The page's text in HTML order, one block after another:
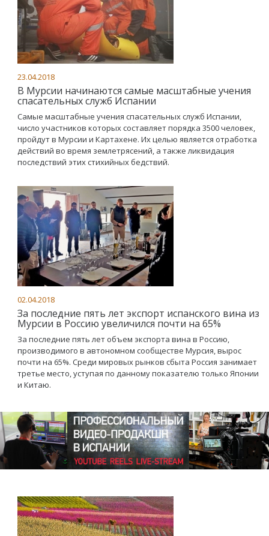
23.04.2018
В Мурсии начинаются самые масштабные учения
спасательных служб Испании
Самые масштабные учения спасательных служб Испании,
число участников которых составляет порядка 3500 человек,
пройдут в Мурсии и Картахене. Их целью является отработка
действий во время землетрясений, а также ликвидация
последствий этих стихийных бедствий.
02.04.2018
За последние пять лет экспорт испанского вина из
Мурсии в Россию увеличился почти на 65%
За последние пять лет объем экспорта вина в Россию,
производимого в автономном сообществе Мурсия, вырос
почти на 65%. Среди мировых рынков сбыта Россия занимает
третье место, уступая по данному показателю только Японии
и Китаю.